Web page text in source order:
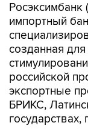
Росэксимбанк
импортный
созданная
российской
экспортные
БРИКС,
государствах,